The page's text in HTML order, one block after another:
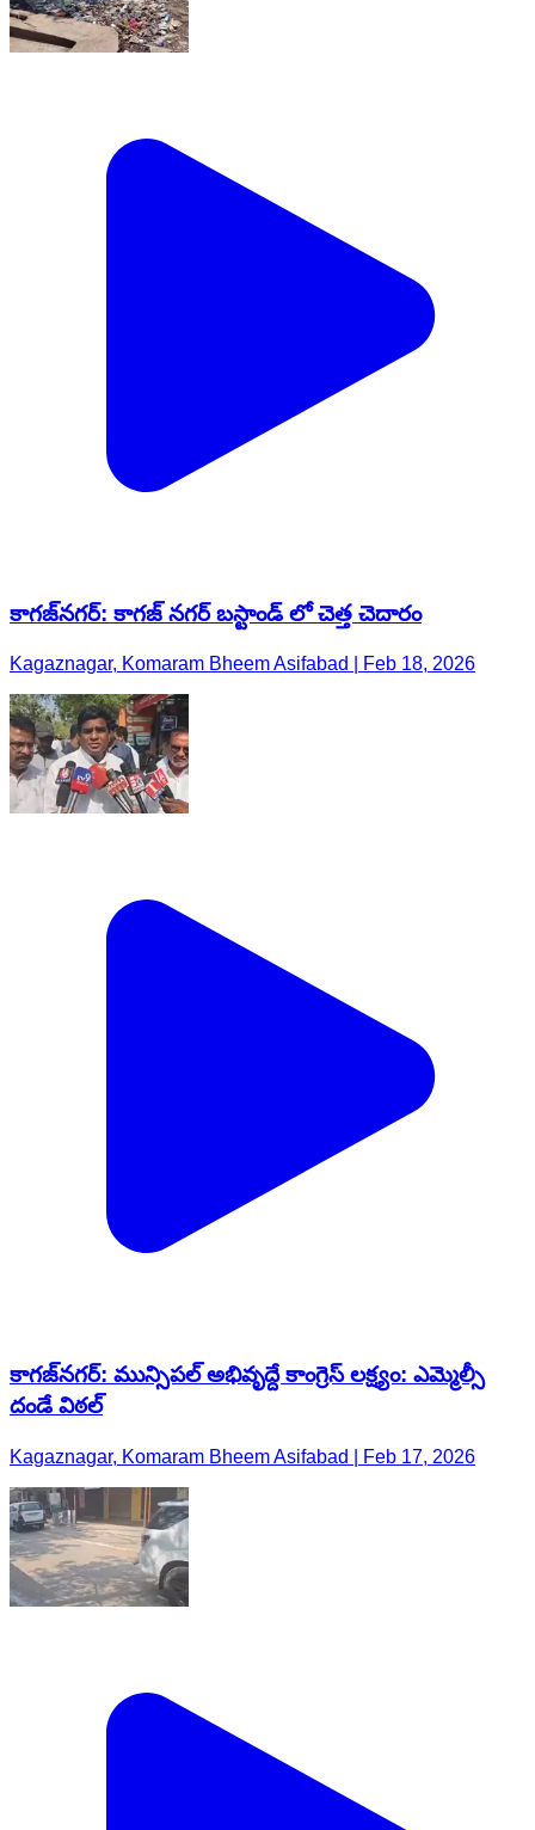
కాగజ్​నగర్: కాగజ్ నగర్ బస్టాండ్ లో చెత్త చెదారం
Kagaznagar, Komaram Bheem Asifabad | Feb 18, 2026
కాగజ్​నగర్: మున్సిపల్ అభివృద్దే కాంగ్రెస్ లక్ష్యం: ఎమ్మెల్సీ
దండే విఠల్
Kagaznagar, Komaram Bheem Asifabad | Feb 17, 2026